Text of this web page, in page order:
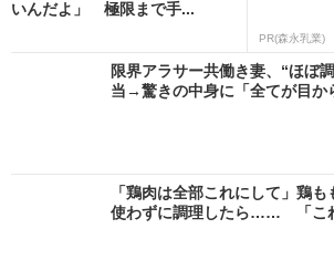
いんだよ」 極限まで手...
PR(森永乳業)
限界アラサー共働き妻、“ほぼ
当→驚きの中身に「全てが目か
「鶏肉は全部これにして」鶏
使わずに調理したら…… 「こ